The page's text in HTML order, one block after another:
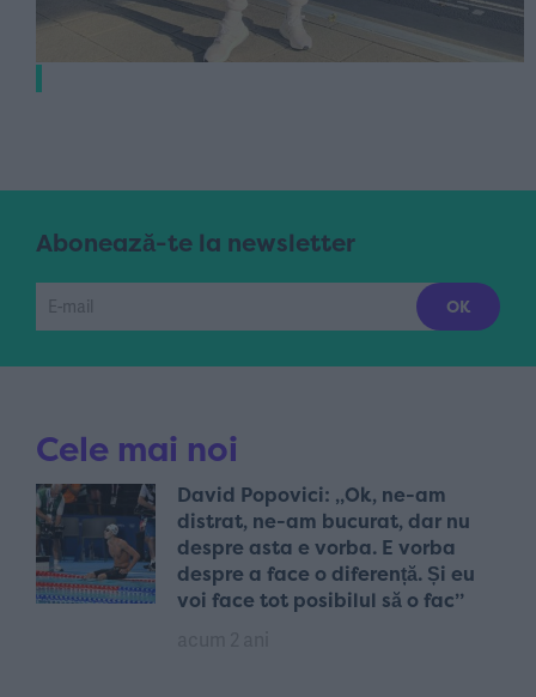
Abonează-te la newsletter
Cele mai noi
David Popovici: „Ok, ne-am
distrat, ne-am bucurat, dar nu
despre asta e vorba. E vorba
despre a face o diferență. Și eu
voi face tot posibilul să o fac”